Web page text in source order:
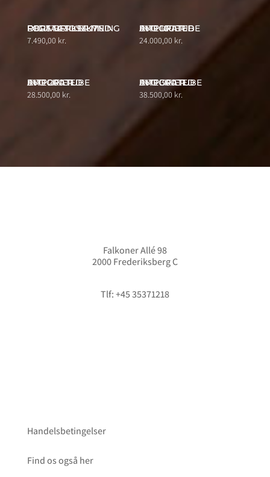
REGA BRIO MK7 FORSTÆRKER MED DIGITAL TILSLUTNING
7.490,00 kr.
EVO 100 TUBE INTEGRATED AMPLIFIER
24.000,00 kr.
EVO 200 TUBE INTEGRATED AMPLIFIER
28.500,00 kr.
EVO 300 TUBE INTEGRATED AMPLIFIER
38.500,00 kr.
Falkoner Allé 98
2000 Frederiksberg C
Tlf: +45 35371218
Handelsbetingelser
Find os også her